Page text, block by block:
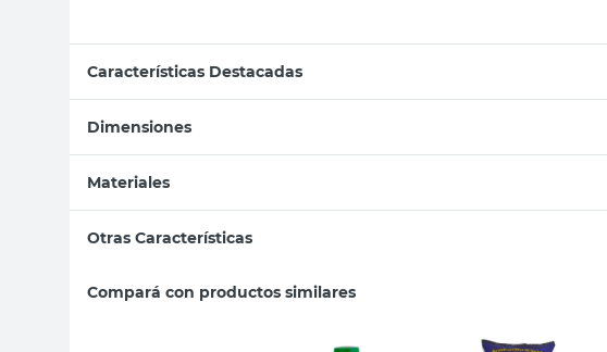
Características Destacadas
Dimensiones
Materiales
Otras Características
Compará con productos similares